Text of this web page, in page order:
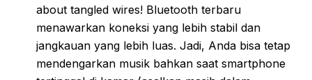
about tangled wires! Bluetooth terbaru
menawarkan koneksi yang lebih stabil dan
jangkauan yang lebih luas. Jadi, Anda bisa tetap
mendengarkan musik bahkan saat smartphone